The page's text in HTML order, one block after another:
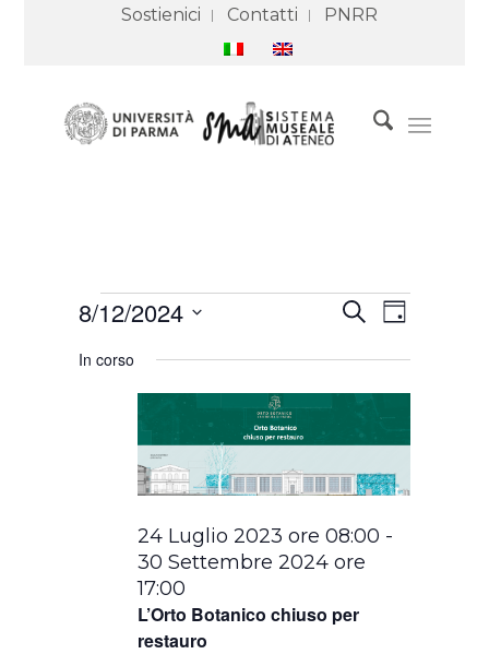
Sostienici Contatti PNRR
Eventi
for
2024
Eventi
Ricerca
Navigazione
CercaEvento
Viste
Giorno
8/12/2024
In corso
L’Orto Botanico chiuso per
restauro
24 Luglio 2023 ore 08:00 -
30 Settembre 2024 ore
17:00